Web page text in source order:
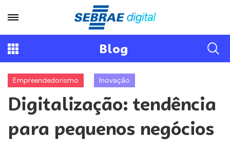
Blog
Empreendedorismo Inovação
Digitalização: tendência
para pequenos negócios